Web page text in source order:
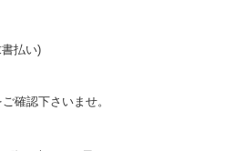
払い)
確認下さいませ。